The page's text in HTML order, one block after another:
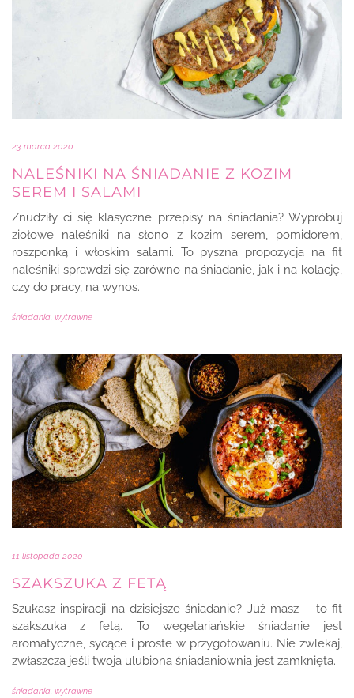
23 marca 2020
NALEŚNIKI NA ŚNIADANIE Z KOZIM
SEREM I SALAMI
Znudziły ci się klasyczne przepisy na śniadania? Wypróbuj
ziołowe naleśniki na słono z kozim serem, pomidorem,
roszponką i włoskim salami. To pyszna propozycja na fit
naleśniki sprawdzi się zarówno na śniadanie, jak i na kolację,
czy do pracy, na wynos.
śniadania, wytrawne
11 listopada 2020
SZAKSZUKA Z FETĄ
Szukasz inspiracji na dzisiejsze śniadanie? Już masz – to fit
szakszuka z fetą. To wegetariańskie śniadanie jest
aromatyczne, sycące i proste w przygotowaniu. Nie zwlekaj,
zwłaszcza jeśli twoja ulubiona śniadaniownia jest zamknięta.
śniadania, wytrawne